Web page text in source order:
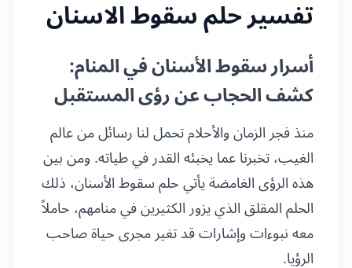
تفسير حلم سقوط الاسنان
أسرار سقوط الأسنان في المنام:
كشف الحجاب عن رؤى المستقبل
منذ فجر الزمان والأحلام تحمل لنا رسائل من عالم
الغيب، تخبرنا عما يخبئه القدر في طياته. ومن بين
هذه الرؤى الغامضة يأتي حلم سقوط الأسنان، ذلك
الحلم المقلق الذي يزور الكثيرين في منامهم، حاملاً
معه نبوءات وإشارات قد تغير مجرى حياة صاحب
الرؤيا.